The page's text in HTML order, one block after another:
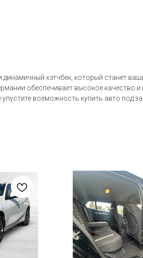
хэтчбек, который станет
обеспечивает высокое качество
возможность купить авто под